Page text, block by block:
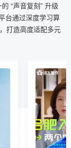
“声音复刻” 升级
台通过深度学习算
打造高度适配多元